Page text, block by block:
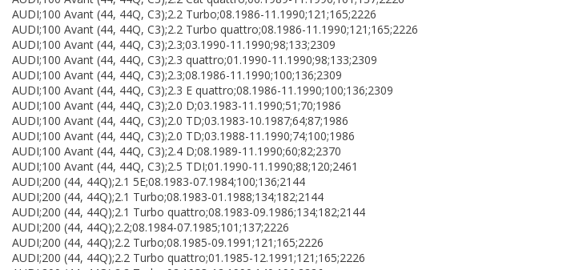
AUDI;100 Avant (44, 44Q, C3);2.2 Turbo;08.1986-11.1990;121;165;2226
AUDI;100 Avant (44, 44Q, C3);2.2 Turbo quattro;08.1986-11.1990;121;165;2226
AUDI;100 Avant (44, 44Q, C3);2.3;03.1990-11.1990;98;133;2309
AUDI;100 Avant (44, 44Q, C3);2.3 quattro;01.1990-11.1990;98;133;2309
AUDI;100 Avant (44, 44Q, C3);2.3;08.1986-11.1990;100;136;2309
AUDI;100 Avant (44, 44Q, C3);2.3 E quattro;08.1986-11.1990;100;136;2309
AUDI;100 Avant (44, 44Q, C3);2.0 D;03.1983-11.1990;51;70;1986
AUDI;100 Avant (44, 44Q, C3);2.0 TD;03.1983-10.1987;64;87;1986
AUDI;100 Avant (44, 44Q, C3);2.0 TD;03.1988-11.1990;74;100;1986
AUDI;100 Avant (44, 44Q, C3);2.4 D;08.1989-11.1990;60;82;2370
AUDI;100 Avant (44, 44Q, C3);2.5 TDI;01.1990-11.1990;88;120;2461
AUDI;200 (44, 44Q);2.1 5E;08.1983-07.1984;100;136;2144
AUDI;200 (44, 44Q);2.1 Turbo;08.1983-01.1988;134;182;2144
AUDI;200 (44, 44Q);2.1 Turbo quattro;08.1983-09.1986;134;182;2144
AUDI;200 (44, 44Q);2.2;08.1984-07.1985;101;137;2226
AUDI;200 (44, 44Q);2.2 Turbo;08.1985-09.1991;121;165;2226
AUDI;200 (44, 44Q);2.2 Turbo quattro;01.1985-12.1991;121;165;2226